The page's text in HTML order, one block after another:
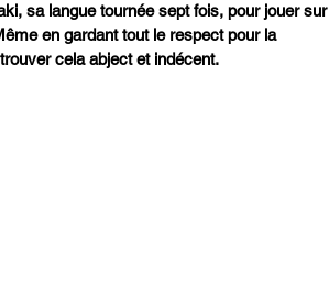
sa langue tournée sept fois, pour jouer sur
en gardant tout le respect pour la
cela abject et indécent.